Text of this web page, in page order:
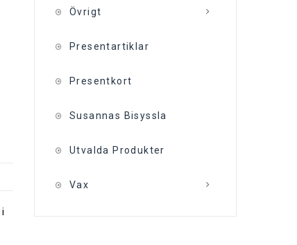
Övrigt
Presentartiklar
Presentkort
Susannas Bisyssla
Utvalda Produkter
Vax